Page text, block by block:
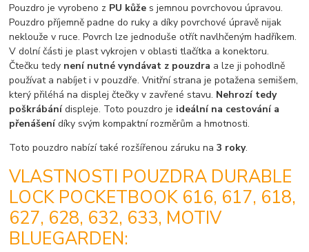
Pouzdro je vyrobeno z PU kůže s jemnou povrchovou úpravou.
Pouzdro příjemně padne do ruky a díky povrchové úpravě nijak
neklouže v ruce. Povrch lze jednoduše otřít navlhčeným hadříkem.
V dolní části je plast vykrojen v oblasti tlačítka a konektoru.
Čtečku tedy není nutné vyndávat z pouzdra a lze ji pohodlně
používat a nabíjet i v pouzdře. Vnitřní strana je potažena semišem,
který přiléhá na displej čtečky v zavřené stavu. Nehrozí tedy
poškrábánídispleje. Toto pouzdro je ideální na cestování a
přenášenídíky svým kompaktní rozměrům a hmotnosti.
Toto pouzdro nabízí také rozšířenou záruku na3 roky.
VLASTNOSTI POUZDRA DURABLE
LOCK POCKETBOOK 616, 617, 618,
627, 628, 632, 633, MOTIV
BLUEGARDEN: